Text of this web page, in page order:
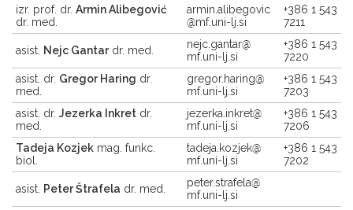
izr. prof. dr. Armin Alibegović
dr. med.
armin.alibegovic
mf.uni-lj.si
+386 1 543
7211
asist. Nejc Gantardr. med.
nejc.gantar
mf.uni-lj.si
+386 1 543
7220
asist. dr. Gregor Haring dr.
med.
gregor.haring
mf.uni-lj.si
+386 1 543
7203
asist. dr. Jezerka Inkret dr.
med.
jezerka.inkret
mf.uni-lj.si
+386 1 543
7206
Tadeja Kozjek mag. funkc.
biol.
tadeja.kozjek
mf.uni-lj.si
+386 1 543
7202
asist. Peter Štrafela dr. med.
peter.strafela
mf.uni-lj.si